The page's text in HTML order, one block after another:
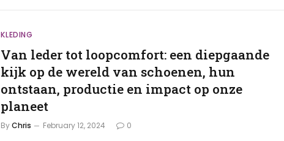
KLEDING
Van leder tot loopcomfort: een diepgaande
kijk op de wereld van schoenen, hun
ontstaan, productie en impact op onze
planeet
By Chris February 12, 2024 0